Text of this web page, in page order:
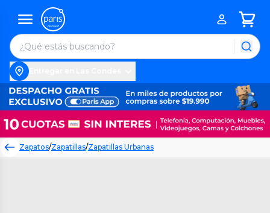
Zapatos/Zapatillas/Zapatillas Urbanas